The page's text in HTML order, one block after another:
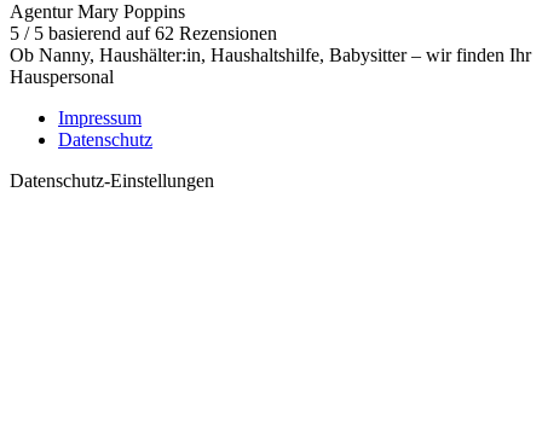
Agentur Mary Poppins
5 / 5 basierend auf62 Rezensionen
Ob Nanny, Haushälter:in, Haushaltshilfe, Babysitter – wir finden Ihr
Hauspersonal
Impressum
Datenschutz
Datenschutz-Einstellungen